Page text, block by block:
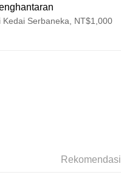
Serbaneka, NT$1,000
Rekomendasi